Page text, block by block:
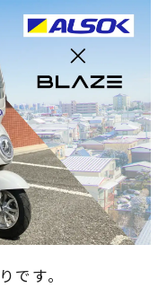
似品にご注意ください
です。